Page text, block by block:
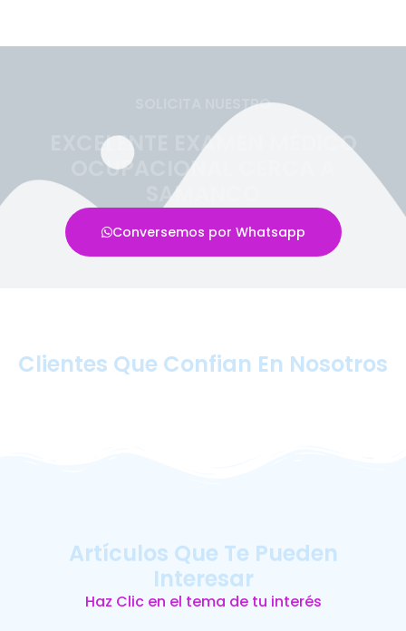
SOLICITA NUESTRO
EXCELENTE EXAMEN MÉDICO
OCUPACIONAL CERCA A
SAMANCO
Conversemos por Whatsapp
Clientes Que Confian En Nosotros
Artículos Que Te Pueden
Interesar
Haz Clic en el tema de tu interés